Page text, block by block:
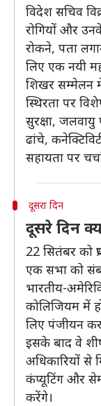
विदेश सचिव
रोगियों और उनके
रोकने, पता
लिए एक नयी
शिखर सम्मेलन में
स्थिरता पर
सुरक्षा, जलवायु
ढांचे,
सहायता पर
दूसरा दिन
दूसरे दिन
22 सितंबर को
एक सभा को
भारतीय-
कोलिजियम में
लिए पंजीयन
इसके बाद वे
अधिकारियों से
कंप्यूटिंग और
करेंगे।